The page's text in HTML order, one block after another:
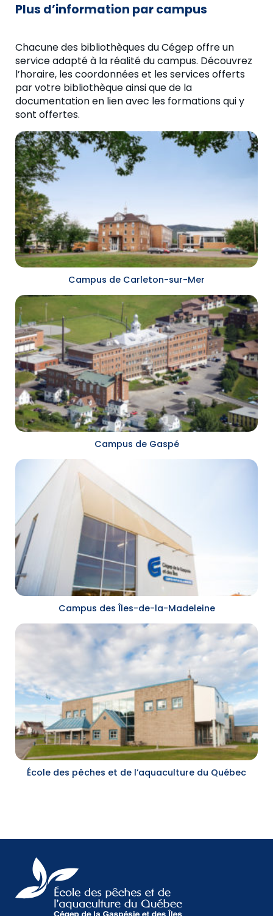
Plus d’information par campus
Chacune des bibliothèques du Cégep offre un
service adapté à la réalité du campus. Découvrez
l’horaire, les coordonnées et les services offerts
par votre bibliothèque ainsi que de la
documentation en lien avec les formations qui y
sont offertes.
Campus de Carleton-sur-Mer
Campus de Gaspé
Campus des Îles-de-la-Madeleine
École des pêches et de l’aquaculture du Québec